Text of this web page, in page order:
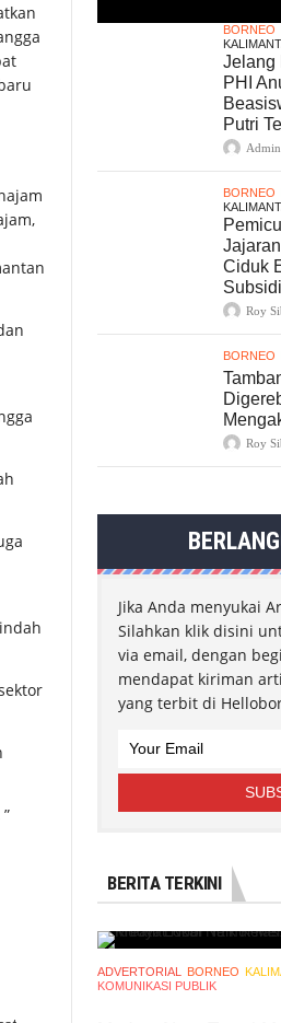
BORNEO
Jelang
PHI
Putri
Admin
BORNEO
Ciduk
Roy
BORNEO
Roy
Jika Anda menyukai
Silahkan klik disini
via email, dengan
mendapat kiriman
yang terbit di
BERITA TERKINI
ADVERTORIAL BORNEO
KOMUNIKASI PUBLIK